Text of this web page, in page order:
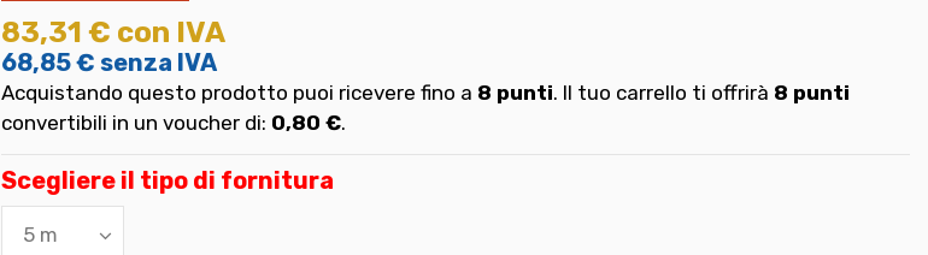
83,31 € con IVA
68,85 € senza IVA
Acquistando questo prodotto puoi ricevere fino a 8 punti. Il tuo carrello ti offrirà 8 punti
convertibili in un voucher di: 0,80 €.
Scegliere il tipo di fornitura